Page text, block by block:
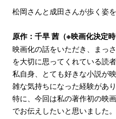
松岡さんと成田さんが歩く姿
原作：千早 茜（※映画化決定時
映画化の話をいただき、まっ
を大切に思ってくれている読
私自身、とても好きな小説が
雑な気持ちになった経験があり
特に、今回は私の著作初の映
でお伝えしたいと思いました。